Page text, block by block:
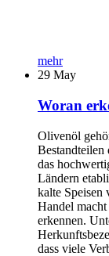
mehr
29 May
Woran
Olivenöl
Bestandteilen
das
Ländern
kalte Speisen
Handel
erkennen.
dass viele